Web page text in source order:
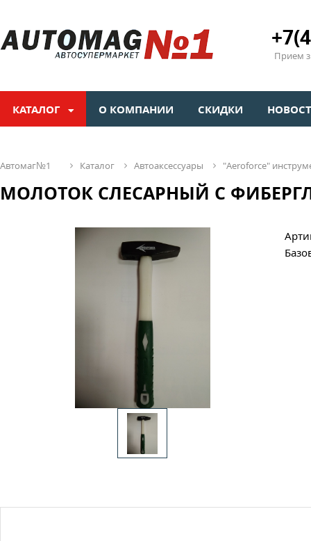
Прием
КАТАЛОГ О КОМПАНИИ СКИДКИ
автомаг№1 каталог автоаксессуары "aeroforсe"
МОЛОТОК СЛЕСАРНЫЙ С